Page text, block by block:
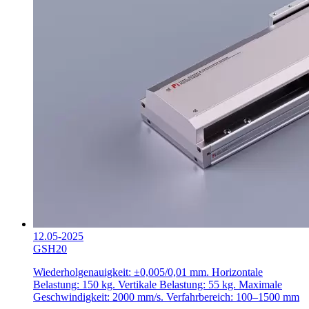
12.05-2025
GSH20
Wiederholgenauigkeit: ±0,005/0,01 mm. Horizontale
Belastung: 150 kg. Vertikale Belastung: 55 kg. Maximale
Geschwindigkeit: 2000 mm/s. Verfahrbereich: 100–1500 mm